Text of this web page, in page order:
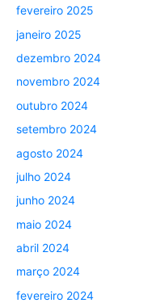
fevereiro 2025
janeiro 2025
dezembro 2024
novembro 2024
outubro 2024
setembro 2024
agosto 2024
julho 2024
junho 2024
maio 2024
abril 2024
março 2024
fevereiro 2024